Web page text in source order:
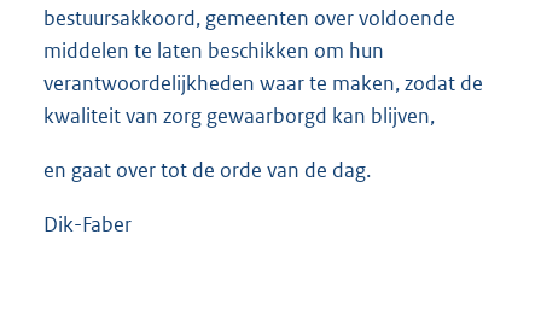
bestuursakkoord, gemeenten over voldoende
middelen te laten beschikken om hun
verantwoordelijkheden waar te maken, zodat de
kwaliteit van zorg gewaarborgd kan blijven,
en gaat over tot de orde van de dag.
Dik-Faber